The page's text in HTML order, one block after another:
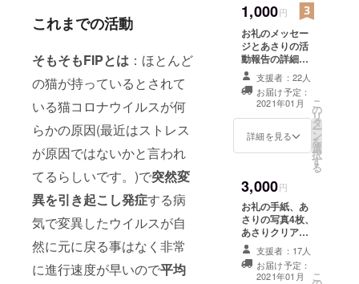
これまでの活動
そもそもFIPとは ：ほとんど
の猫が持っているとされて
いる猫コロナウイルスが何
らかの原因(最近はストレス
が原因ではないかと言われ
てるらしいです。)で突然変
異を引き起こし発症する病
気で変異したウイルスが自
然に元に戻る事はなく非常
に進行速度が早いので平均
1,000円
お礼のメッセー
ジとあさりの活
動報告の詳細。
あさりの写真4枚
支援者：22人
お届け予定：
2021年01月
詳細を見る
こ
の
リ
タ
ー
ン
を
選
択
す
る
3,000円
お礼の手紙、あ
さりの写真4枚、
あさりクリア
ファイル1枚 あ
さりの活動報告
も一緒に同封さ
支援者：17人
お届け予定：
2021年01月
こ